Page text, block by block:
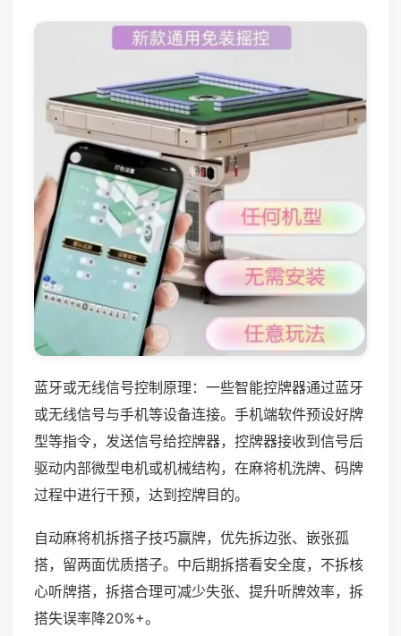
蓝牙或无线信号控制原理：一些智能控牌器通过蓝牙
或无线信号与手机等设备连接。手机端软件预设好牌
型等指令，发送信号给控牌器，控牌器接收到信号后
驱动内部微型电机或机械结构，在麻将机洗牌、码牌
过程中进行干预，达到控牌目的。
自动麻将机拆搭子技巧赢牌，优先拆边张、嵌张孤
搭，留两面优质搭子。中后期拆搭看安全度，不拆核
心听牌搭，拆搭合理可减少失张、提升听牌效率，拆
搭失误率降20%+。